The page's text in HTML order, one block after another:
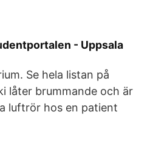
- Uppsala
Se hela listan på
låter brummande och är
luftrör hos en patient